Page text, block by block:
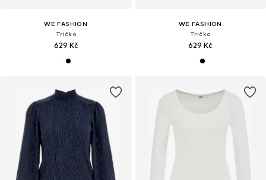
WE FASHION
Tričko
629 Kč
WE FASHION
Tričko
629 Kč